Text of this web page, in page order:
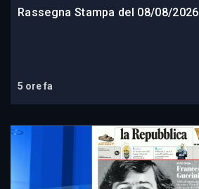
Rassegna Stampa del 08/08/2026
5 ore fa